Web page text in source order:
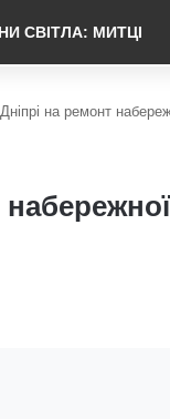
СВІТЛА: МИТЦІ
на ремонт